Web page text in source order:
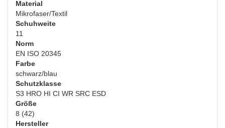
Material
Mikrofaser/Textil
Schuhweite
11
Norm
EN ISO 20345
Farbe
schwarz/blau
Schutzklasse
S3 HRO HI CI WR SRC ESD
Größe
8 (42)
Hersteller